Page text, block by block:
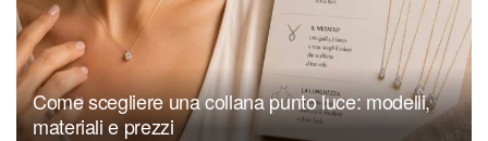
Come scegliere una collana punto luce: modelli,
materiali e prezzi